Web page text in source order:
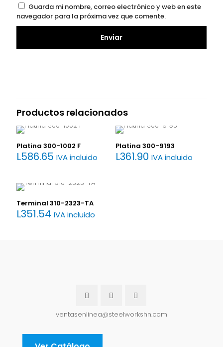
Guarda mi nombre, correo electrónico y web en este
navegador para la próxima vez que comente.
Productos relacionados
Platina 300-1002 F
L586.65 IVA incluido
Platina 300-9193
L361.90 IVA incluido
Terminal 310-2323-TA
L351.54 IVA incluido
ventasenlinea@steelworkshn.com